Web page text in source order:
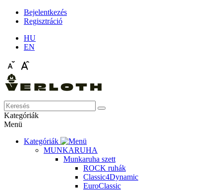
Bejelentkezés
Regisztráció
HU
EN
Kategóriák
Menü
Kategóriák
MUNKARUHA
Munkaruha szett
ROCK ruhák
Classic4Dynamic
EuroClassic